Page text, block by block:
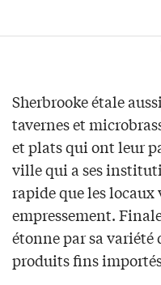
Sherbrooke étale
tavernes et
et plats qui ont leur
ville qui a ses
rapide que les
empressement.
étonne par sa variété
produits fins